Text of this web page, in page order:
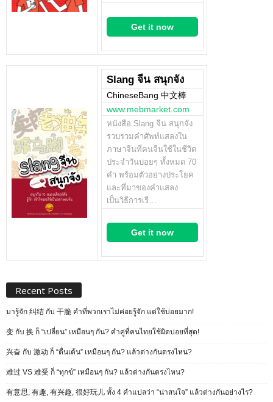
Get it now
Slang จีน สนุกจัง
ChineseBang 中文棒
www.mebmarket.com
หนังสือ Slang จีน สนุกจัง
รวบรวมคำศัพท์แสลงใน
ภาษาจีนที่คนจีนใช้ในชีวิต
ประจำวันบ่อยๆ ทั้งหมด 70
คำ พร้อมตัวอย่างประโยค
และที่มาของคำแสลง
เป็นวิธีการเรี…
Get it now
Recent Posts
มารู้จัก 纠结 กับ 干脆 คำที่พวกเราไม่ค่อยรู้จัก แต่ใช้บ่อยมาก!
变 กับ 换 ก็ “เปลี่ยน” เหมือนๆ กัน? คำคู่ที่คนไทยใช้ผิดบ่อยที่สุด!
兴奋 กับ 激动 ก็ “ตื่นเต้น” เหมือนๆ กัน? แล้วต่างกันตรงไหน?
难过 VS 难受 ก็ “ทุกข์” เหมือนๆ กัน? แล้วต่างกันตรงไหน?
有意思, 有趣, 有兴趣, 很好玩儿 ทั้ง 4 คำแปลว่า “น่าสนใจ” แล้วต่างกันอย่างไร?